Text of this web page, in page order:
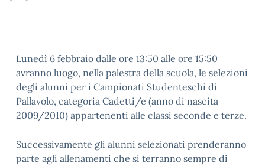
Lunedì 6 febbraio dalle ore 13:50 alle ore 15:50
avranno luogo, nella palestra della scuola, le selezioni
degli alunni per i Campionati Studenteschi di
Pallavolo, categoria Cadetti/e (anno di nascita
2009/2010) appartenenti alle classi seconde e terze.
Successivamente gli alunni selezionati prenderanno
parte agli allenamenti che si terranno sempre di